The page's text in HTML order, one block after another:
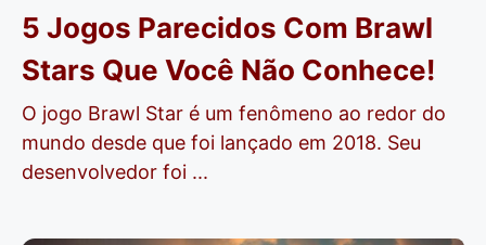
5 Jogos Parecidos Com Brawl
Stars Que Você Não Conhece!
O jogo Brawl Star é um fenômeno ao redor do
mundo desde que foi lançado em 2018. Seu
desenvolvedor foi ...